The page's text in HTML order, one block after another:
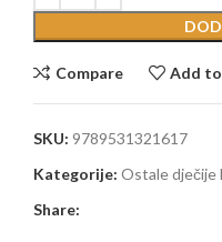
Compare Add
SKU: 9789531321617
Kategorije: Ostale dječije
Share: